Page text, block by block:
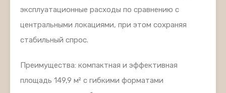
эксплуатационные расходы по сравнению с
центральными локациями, при этом сохраняя
стабильный спрос.
Преимущества: компактная и эффективная
площадь 149,9 м² с гибкими форматами